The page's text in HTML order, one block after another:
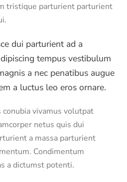
tristique parturient parturient
dui parturient ad a
tempus vestibulum
a nec penatibus augue
a luctus leo eros ornare.
vivamus volutpat
netus quis dui
a massa parturient
Condimentum
a dictumst potenti.